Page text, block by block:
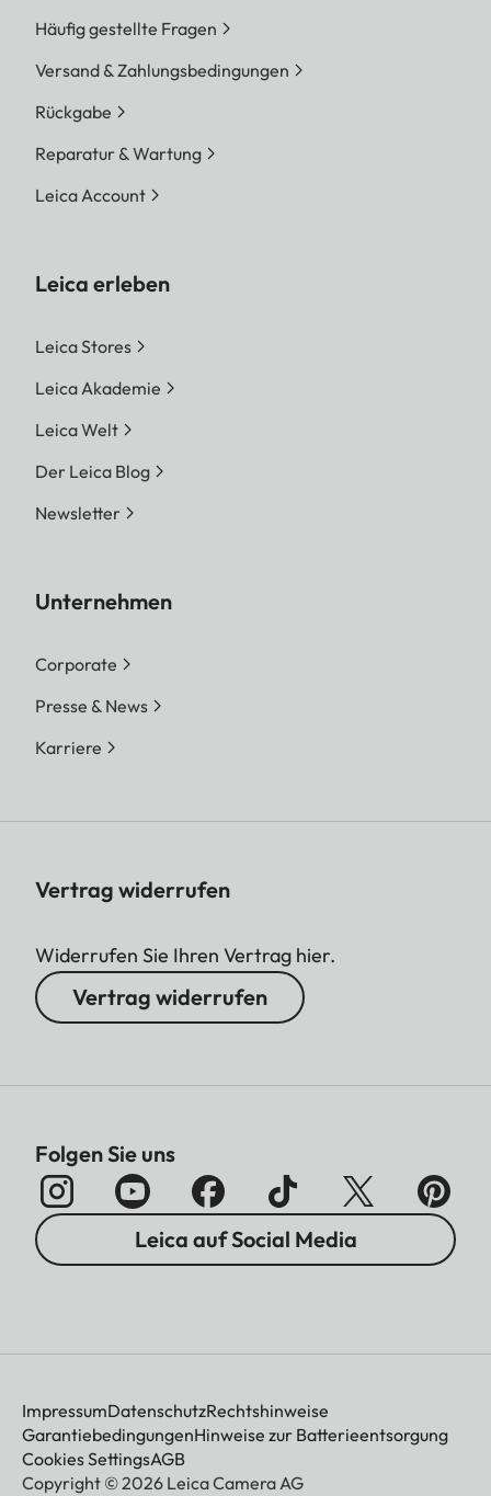
Häufig gestellte Fragen
Versand & Zahlungsbedingungen
Rückgabe
Reparatur & Wartung
Leica Account
Leica erleben
Leica Stores
Leica Akademie
Leica Welt
Der Leica Blog
Newsletter
Unternehmen
Corporate
Presse & News
Karriere
Vertrag widerrufen
Widerrufen Sie Ihren Vertrag hier.
Vertrag widerrufen
Folgen Sie uns
Leica auf Social Media
ImpressumDatenschutzRechtshinweise
GarantiebedingungenHinweise zur Batterieentsorgung
Cookies SettingsAGB
Copyright © 2026 Leica Camera AG